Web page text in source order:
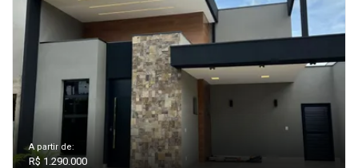
A partir de:
R$ 1.290.000